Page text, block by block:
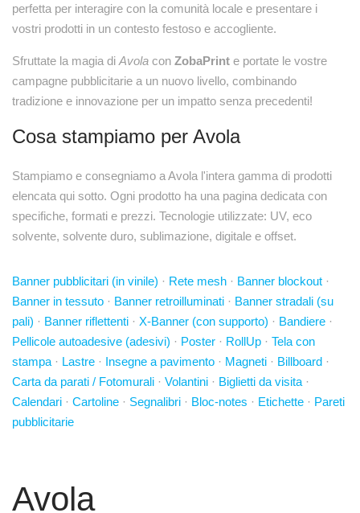
perfetta per interagire con la comunità locale e presentare i
vostri prodotti in un contesto festoso e accogliente.
Sfruttate la magia di Avola con ZobaPrint e portate le vostre
campagne pubblicitarie a un nuovo livello, combinando
tradizione e innovazione per un impatto senza precedenti!
Cosa stampiamo per Avola
Stampiamo e consegniamo a Avola l'intera gamma di prodotti
elencata qui sotto. Ogni prodotto ha una pagina dedicata con
specifiche, formati e prezzi. Tecnologie utilizzate: UV, eco
solvente, solvente duro, sublimazione, digitale e offset.
Banner pubblicitari (in vinile) · Rete mesh · Banner blockout ·
Banner in tessuto · Banner retroilluminati · Banner stradali (su
pali) · Banner riflettenti · X-Banner (con supporto) · Bandiere ·
Pellicole autoadesive (adesivi) · Poster · RollUp · Tela con
stampa · Lastre · Insegne a pavimento · Magneti · Billboard ·
Carta da parati / Fotomurali · Volantini · Biglietti da visita ·
Calendari · Cartoline · Segnalibri · Bloc-notes · Etichette · Pareti
pubblicitarie
Avola